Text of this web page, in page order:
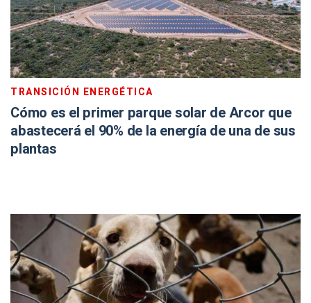
TRANSICIÓN ENERGÉTICA
Cómo es el primer parque solar de Arcor que
abastecerá el 90% de la energía de una de sus
plantas